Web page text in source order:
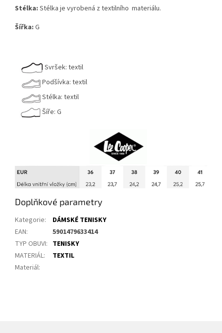
Stélka: Stélka je vyrobená z textilního materiálu.
Šířka: G
Svršek: textil
Podšívka: textil
Stélka: textil
Šíře: G
Doplňkové parametry
Kategorie:
DÁMSKÉ TENISKY
EAN:
5901479633414
TYP OBUVI: TENISKY
MATERIÁL:
TEXTIL
Materiál: